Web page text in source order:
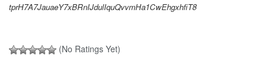
tprH7A7JauaeY7xBRnIJdulIquQvvmHa1CwEhgxhfiT8
(No Ratings Yet)